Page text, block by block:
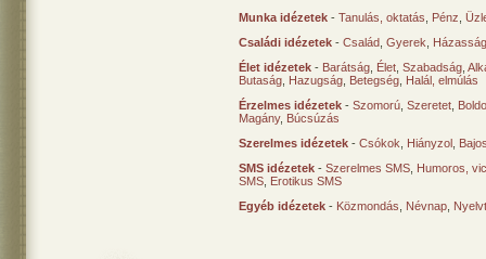
Munka idézetek - Tanulás, oktatás Pénz
Családi idézetek - Család Gyerek
Élet idézetek - Barátság Élet Szabadság
Butaság Hazugság Betegség Halál, elmúlás
Érzelmes idézetek - Szomorú Szeretet
Magány, Búcsúzás
Szerelmes idézetek - Csókok Hiányzol
SMS idézetek - Szerelmes SMS Humoros,
SMS Erotikus SMS
Egyéb idézetek - Közmondás Névnap